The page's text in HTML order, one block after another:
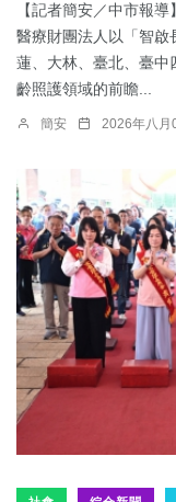
【記者簡安／中市報
醫療財團法人以「智啟
蓮、大林、臺北、臺中
齡照護領域的前瞻...
簡安 2026年八月